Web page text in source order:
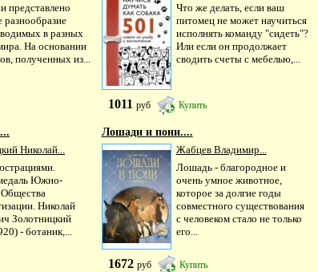
представлено
разнообразие
в разных
На основании
полученных из...
Что же делать, если ваш
питомец не может научиться
исполнять команду "сидеть"?
Или если он продолжает
сводить счеты с мебелью,...
1011 руб Купить
Николай...
Южно-
Общества
Николай
Золотницкий
- ботаник,...
Лошади и пони....
Жабцев Владимир...
Лошадь - благородное и
очень умное животное,
которое за долгие годы
совместного существования
с человеком стало не только
его...
1672 руб Купить